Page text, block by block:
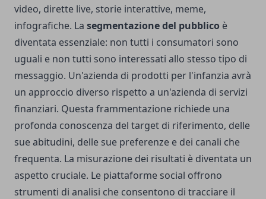
video, dirette live, storie interattive, meme,
infografiche. La segmentazione del pubblico è
diventata essenziale: non tutti i consumatori sono
uguali e non tutti sono interessati allo stesso tipo di
messaggio. Un'azienda di prodotti per l'infanzia avrà
un approccio diverso rispetto a un'azienda di servizi
finanziari. Questa frammentazione richiede una
profonda conoscenza del target di riferimento, delle
sue abitudini, delle sue preferenze e dei canali che
frequenta. La misurazione dei risultati è diventata un
aspetto cruciale. Le piattaforme social offrono
strumenti di analisi che consentono di tracciare il